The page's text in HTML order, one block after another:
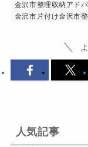
金沢市整理収納アド
金沢市片付け金沢市
人気記事